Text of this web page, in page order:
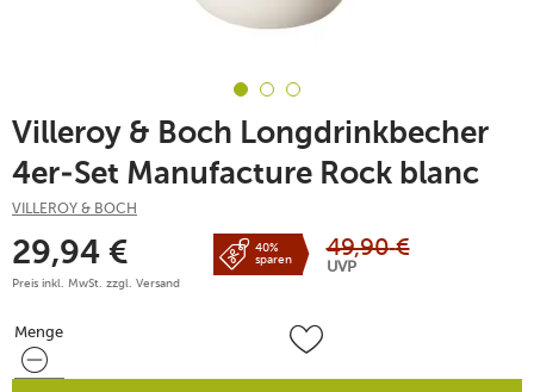
Villeroy & Boch Longdrinkbecher
4er-Set Manufacture Rock blanc
VILLEROY & BOCH
29,94 €
Preis inkl. MwSt. zzgl. Versand
40%
sparen
49,90 €
UVP
Menge
Menge